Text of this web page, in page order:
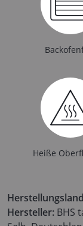
Heiße
Hersteller: BHS